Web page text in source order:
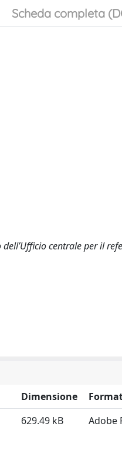
Scheda completa
centrale per il
Dimensione
629.49 kB Adobe